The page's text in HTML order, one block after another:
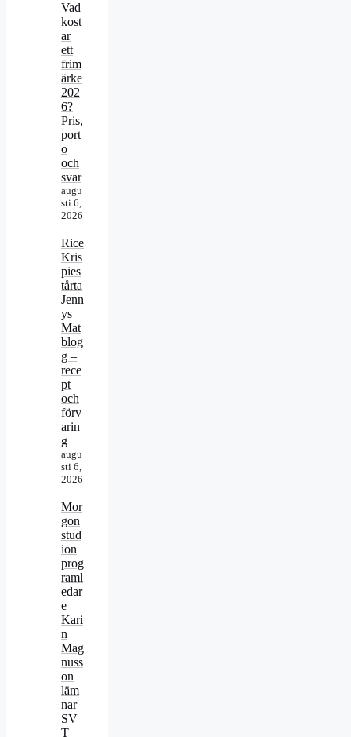
Vad
kost
ar
ett
frim
ärke
202
6?
Pris,
port
o
och
svar
augu
sti 6,
2026
Rice
Kris
pies
tårta
Jenn
ys
Mat
blog
g –
rece
pt
och
förv
arin
g
augu
sti 6,
2026
Mor
gon
stud
ion
prog
raml
edar
e –
Kari
n
Mag
nuss
on
läm
nar
SV
T